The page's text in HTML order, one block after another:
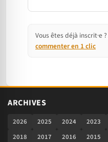
Vous êtes déjà inscrit·e ?
commenter en 1 clic
ARCHIVES
2026 2025 2024 2023
2018
2017 2016 2015